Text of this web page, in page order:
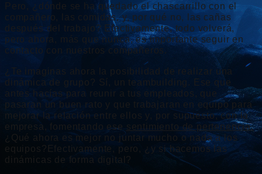
Pero, ¿dónde se ha quedado el chascarrillo con el
compañero, las comidas, y, por qué no, las cañas
después del trabajo? Efectivamente, todo volverá,
pero ahora, más que nunca, es importante seguir en
contacto con nuestros compañeros.
¿Te imaginas ahora la posibilidad de realizar una
dinámica de grupo? Sí, un teambuilding. Ese que
antes hacías para reunir a tus empleados, que
pasaran un buen rato y que trabajaran en equipo para
mejorar la relación entre ellos y, por supuesto, con la
empresa, fomentando ese sentimiento de pertenencia.
¿Qué ahora es mejor no juntar mucho o nada a los
equipos?Efectivamente, pero, ¿y si hacemos las
dinámicas de forma digital?